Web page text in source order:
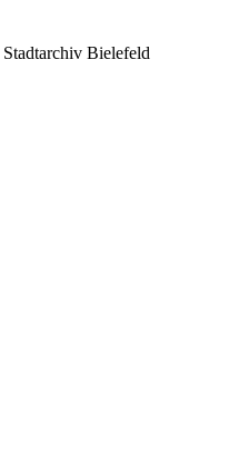
Stadtarchiv Bielefeld